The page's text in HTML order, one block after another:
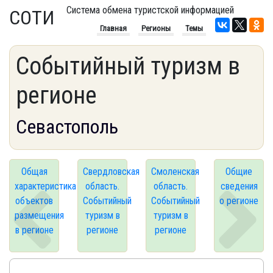
СОТИ Система обмена туристской информацией
Главная Регионы Темы
Событийный туризм в
регионе
Севастополь
Общая
характеристика
объектов
размещения
в регионе
Свердловская
область.
Событийный
туризм в
регионе
Смоленская
область.
Событийный
туризм в
регионе
Общие
сведения
о регионе